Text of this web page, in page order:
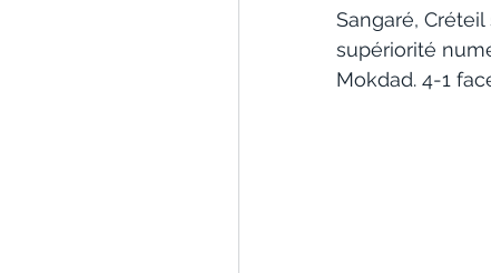
Sangaré,
supériorité
Mokdad. 4-1